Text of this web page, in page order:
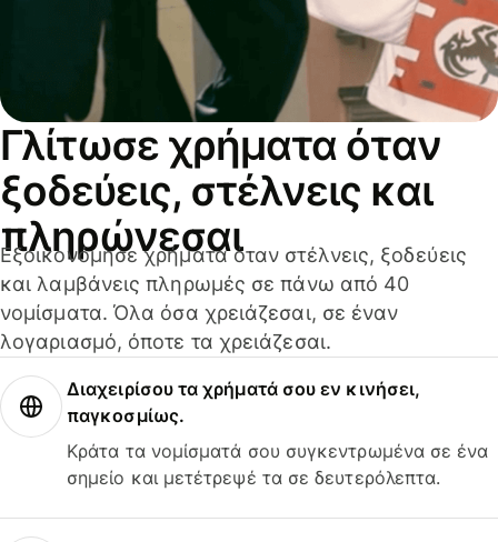
Γλίτωσε χρήματα όταν
ξοδεύεις, στέλνεις και
πληρώνεσαι
Εξοικονόμησε χρήματα όταν στέλνεις, ξοδεύεις
και λαμβάνεις πληρωμές σε πάνω από 40
νομίσματα. Όλα όσα χρειάζεσαι, σε έναν
λογαριασμό, όποτε τα χρειάζεσαι.
Διαχειρίσου τα χρήματά σου εν κινήσει,
παγκοσμίως.
Κράτα τα νομίσματά σου συγκεντρωμένα σε ένα
σημείο και μετέτρεψέ τα σε δευτερόλεπτα.